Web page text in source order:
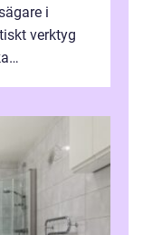
i
verktyg